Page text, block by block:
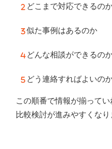
どこまで対応できるの
似た事例はあるのか
どんな相談ができるの
どう連絡すればよいの
この順番で情報が揃って
比較検討が進みやすくなり